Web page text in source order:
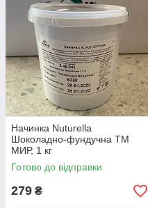
Начинка Nuturella
Шоколадно-фундучна ТМ
МИР, 1 кг
Готово до відправки
279 ₴